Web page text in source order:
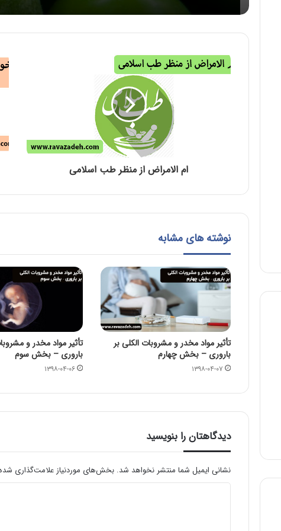
ام الامراض از منظر طب اسلامی
نوشته های مشابه
تأثیر مواد مخدر و مشروبات الکلی بر
باروری – بخش چهارم
۱۳۹۸-۰۴-۰۷
تأثیر مواد مخدر و
باروری – بخش سوم
۱۳۹۸-۰۴-۰۶
دیدگاهتان را بنویسید
نشانی ایمیل شما منتشر نخواهد شد. بخش‌های موردنیاز علامت‌گذاری